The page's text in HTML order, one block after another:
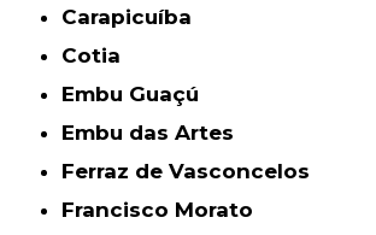
Carapicuíba
Cotia
Embu Guaçú
Embu das Artes
Ferraz de Vasconcelos
Francisco Morato